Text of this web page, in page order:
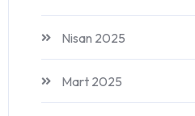
Nisan 2025
Mart 2025